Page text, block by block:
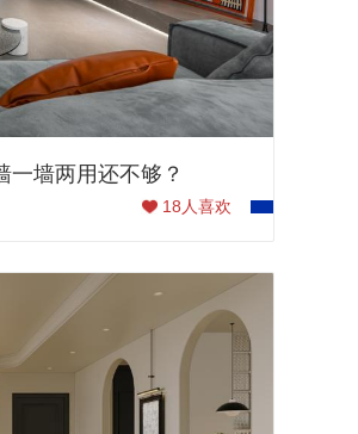
一墙两用还不够？
18人喜欢